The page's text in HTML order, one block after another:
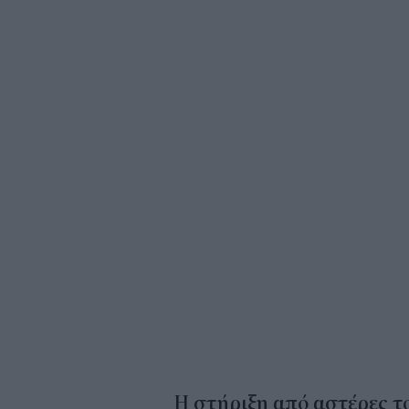
Η στήριξη από αστέρες